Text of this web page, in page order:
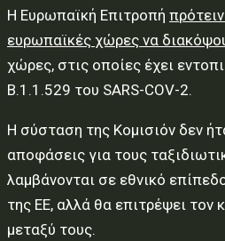
Η Ευρωπαϊκή Επιτροπή
ευρωπαϊκές χώρες να
χώρες, στις οποίες έχει
B.1.1.529 του SARS-COV-2.
Η σύσταση της Κομισιόν δεν
αποφάσεις για τους
λαμβάνονται σε εθνικό
της ΕΕ, αλλά θα επιτρέψει τον
μεταξύ τους.